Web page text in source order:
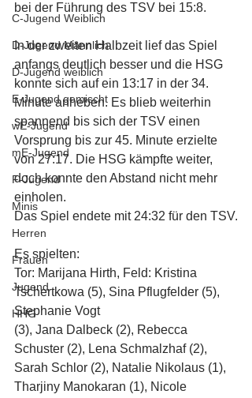
C-Jugend Weiblich
D-Jugend Männlich
D-Jugend weiblich
E-Jugend gemischt
wE-Jugend
mE-Jugend
F-Jugend
Minis
Herren
Frauen
Jugend
HHG
bei der Führung des TSV bei 15:8.
In der zweiten Halbzeit lief das Spiel
anfangs deutlich besser und die HSG
konnte sich auf ein 13:17 in der 34.
Minute anheben. Es blieb weiterhin
spannend bis sich der TSV einen
Vorsprung bis zur 45. Minute erzielte
von 27:17. Die HSG kämpfte weiter,
doch konnte den Abstand nicht mehr
einholen.
Das Spiel endete mit 24:32 für den TSV.
Es spielten:
Tor: Marijana Hirth, Feld: Kristina
Tschertkowa (5), Sina Pflugfelder (5),
Stephanie Vogt
(3), Jana Dalbeck (2), Rebecca
Schuster (2), Lena Schmalzhaf (2),
Sarah Schlor (2), Natalie Nikolaus (1),
Tharjiny Manokaran (1), Nicole